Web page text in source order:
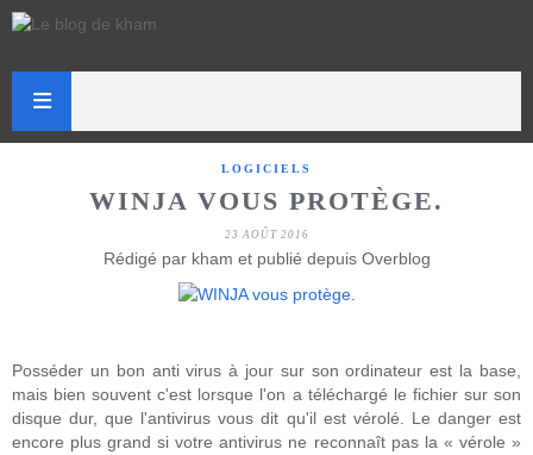
LOGICIELS
WINJA VOUS PROTÈGE.
23 AOÛT 2016
Rédigé par kham et publié depuis Overblog
Posséder un bon anti virus à jour sur son ordinateur est la base,
mais bien souvent c'est lorsque l'on a téléchargé le fichier sur son
disque dur, que l'antivirus vous dit qu'il est vérolé. Le danger est
encore plus grand si votre antivirus ne reconnaît pas la « vérole »